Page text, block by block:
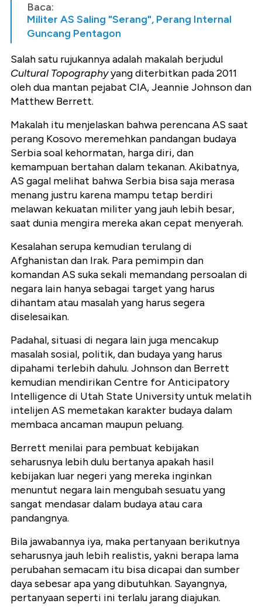
Baca:
Militer AS Saling "Serang", Perang Internal
Guncang Pentagon
Salah satu rujukannya adalah makalah berjudul
Cultural Topographyyang diterbitkan pada 2011
oleh dua mantan pejabat CIA, Jeannie Johnson dan
Matthew Berrett.
Makalah itu menjelaskan bahwa perencana AS saat
perang Kosovo meremehkan pandangan budaya
Serbia soal kehormatan, harga diri, dan
kemampuan bertahan dalam tekanan. Akibatnya,
AS gagal melihat bahwa Serbia bisa saja merasa
menang justru karena mampu tetap berdiri
melawan kekuatan militer yang jauh lebih besar,
saat dunia mengira mereka akan cepat menyerah.
Kesalahan serupa kemudian terulang di
Afghanistan dan Irak. Para pemimpin dan
komandan AS suka sekali memandang persoalan di
negara lain hanya sebagai target yang harus
dihantam atau masalah yang harus segera
diselesaikan.
Padahal, situasi di negara lain juga mencakup
masalah sosial, politik, dan budaya yang harus
dipahami terlebih dahulu. Johnson dan Berrett
kemudian mendirikan Centre for Anticipatory
Intelligence di Utah State University untuk melatih
intelijen AS memetakan karakter budaya dalam
membaca ancaman maupun peluang.
Berrett menilai para pembuat kebijakan
seharusnya lebih dulu bertanya apakah hasil
kebijakan luar negeri yang mereka inginkan
menuntut negara lain mengubah sesuatu yang
sangat mendasar dalam budaya atau cara
pandangnya.
Bila jawabannya iya, maka pertanyaan berikutnya
seharusnya jauh lebih realistis, yakni berapa lama
perubahan semacam itu bisa dicapai dan sumber
daya sebesar apa yang dibutuhkan. Sayangnya,
pertanyaan seperti ini terlalu jarang diajukan.